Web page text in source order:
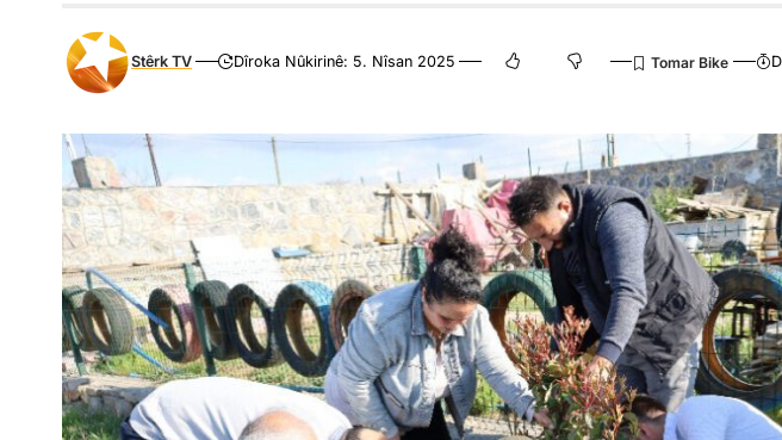
Stêrk TV Dîroka Nûkirinê: 5. Nîsan 2025